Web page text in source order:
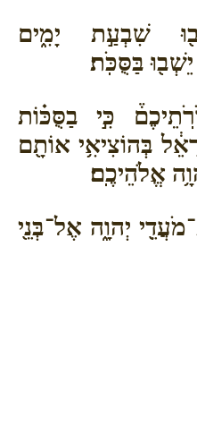
שִׁבְעַ֣ת יָמִ֑ים
בַּסֻּכֹּֽת׃
כִּ֣י בַסֻּכּ֗וֹת
בְּהוֹצִיאִ֥י אוֹתָ֖ם
אֱלֹהֵיכֶֽם׃
יְהוָ֑ה אֶל־בְּנֵ֖י